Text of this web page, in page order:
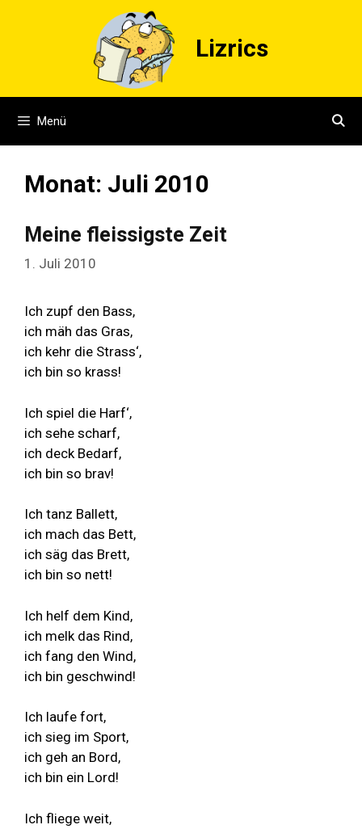
Lizrics
Menü
Monat: Juli 2010
Meine fleissigste Zeit
1. Juli 2010
Ich zupf den Bass,
ich mäh das Gras,
ich kehr die Strass‘,
ich bin so krass!
Ich spiel die Harf‘,
ich sehe scharf,
ich deck Bedarf,
ich bin so brav!
Ich tanz Ballett,
ich mach das Bett,
ich säg das Brett,
ich bin so nett!
Ich helf dem Kind,
ich melk das Rind,
ich fang den Wind,
ich bin geschwind!
Ich laufe fort,
ich sieg im Sport,
ich geh an Bord,
ich bin ein Lord!
Ich fliege weit,